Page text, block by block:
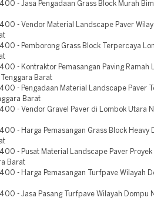
- Jasa Pengadaan Grass Block Murah
- Vendor Material Landscape Paver
- Pemborong Grass Block Terpercaya
- Kontraktor Pemasangan Paving Ramah
Tenggara Barat
- Pengadaan Material Landscape Paver
Barat
- Vendor Gravel Paver di Lombok Utara
- Harga Pemasangan Grass Block Heavy
- Pusat Material Landscape Paver
Barat
- Harga Pemasangan Turfpave Wilayah
- Jasa Pasang Turfpave Wilayah Dompu